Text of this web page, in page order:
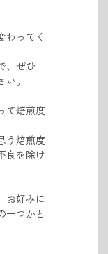
わってく
、ぜひ
。
て焙煎度
う焙煎度
良を除け
お好みに
一つかと